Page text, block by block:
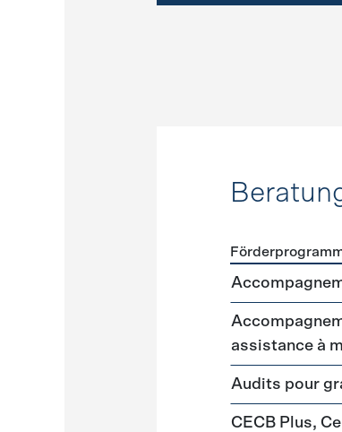
Förderprogramme
assistance à
Audits pour
CECB Plus,